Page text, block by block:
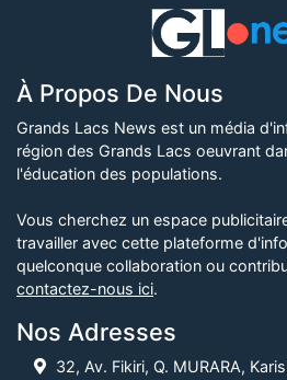
À Propos De Nous
Grands Lacs News est un média
région des Grands Lacs oeuvrant
l'éducation des populations.
Vous cherchez un espace
travailler avec cette plateforme
quelconque collaboration ou
contactez-nous ici.
Nos Adresses
32, Av. Fikiri, Q. MURARA,